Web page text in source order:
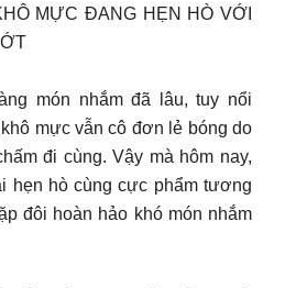
MỰC ĐANG HẸN HÒ VỚI
món nhắm đã lâu, tuy nổi
mực vẫn cô đơn lẻ bóng do
đi cùng. Vậy mà hôm nay,
hẹn hò cùng cực phẩm tương
đôi hoàn hảo khó món nhắm